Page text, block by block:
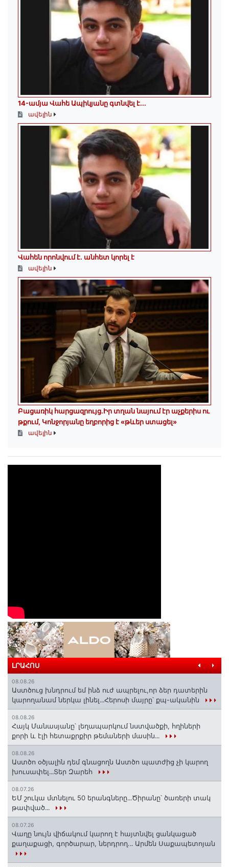
14-ամյա Վահե Ապիկյանը գտնվել է...
ավելին
Վահեն որոնվում է․ անհետ կորել է
ավելին
Բացառիկ հարցազրույց.Իր տղան նայում էր աչքերիս ու
թքում, Կոնջորյանը եղբորից է «թևեր ստացել»
ավելին
ԼՐԱՀՈՍ
08.08.26
Աստծուց խնդրում եմ ինձ ուժ ապրելու,որ ձեր դատերին
կարողանամ ներկա լինել․․․Հերոսի մայրը՝ քպ-ականին
08.08.26
Հայկ Մանասյանը՝ լեղապարկում նստվածքի, հղիների
քորի և էլի հետաքրքիր թեմաների մասին․․․
08.08.26
Աստծո օծյալին դեմ գնացողն Աստծո պատժից չի կարող
խուսափել․․․Տեր Զարեհ
08.07.26
ԵՄ շուկա մտնելու 50 երանգները․․․Ծիրանը՝ ծառերի տակ
թափված․․․
08.07.26
Վաղը նույն վիճակում կարող է հայտնվել ցանկացած
քաղաքացի, գործարար, ներդրող.․․ Արմեն Սաքապետոյան